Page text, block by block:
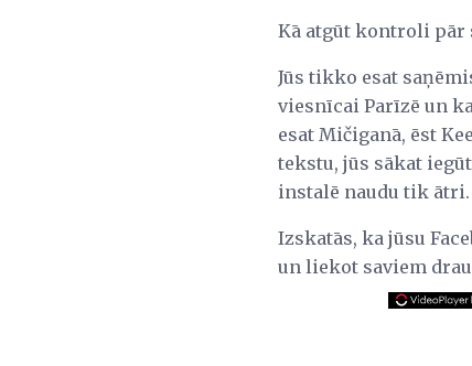
Kā atgūt kontroli pār
Jūs tikko esat
viesnīcai Parīzē un
esat Mičiganā, ēst
tekstu, jūs sākat
instalē naudu tik
Izskatās, ka jūsu
un liekot saviem